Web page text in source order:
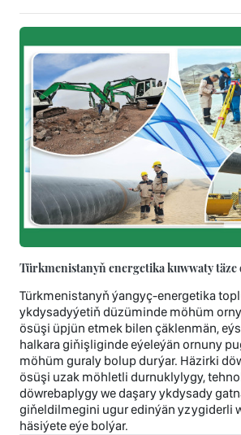
Türkmenistanyň energetika kuwwaty täze
Türkmenistanyň ýangyç-energetika
ykdysadyýetiň düzüminde möhüm
ösüşi üpjün etmek bilen çäklenmän,
halkara giňişliginde eýeleýän ornuny
möhüm guraly bolup durýar. Häzirki
ösüşi uzak möhletli durnuklylygy,
döwrebaplygy we daşary ykdysady
giňeldilmegini ugur edinýän yzygiderli
häsiýete eýe bolýar.